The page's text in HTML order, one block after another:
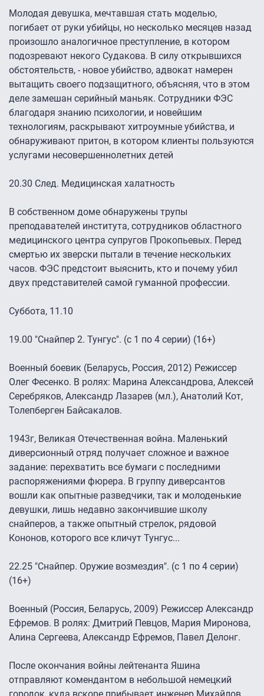
Молодая девушка, мечтавшая стать моделью,
погибает от руки убийцы, но несколько месяцев назад
произошло аналогичное преступление, в котором
подозревают некого Судакова. В силу открывшихся
обстоятельств, - новое убийство, адвокат намерен
вытащить своего подзащитного, объясняя, что в этом
деле замешан серийный маньяк. Сотрудники ФЭС
благодаря знанию психологии, и новейшим
технологиям, раскрывают хитроумные убийства, и
обнаруживают притон, в котором клиенты пользуются
услугами несовершеннолетних детей
20.30 След. Медицинская халатность
В собственном доме обнаружены трупы
преподавателей института, сотрудников областного
медицинского центра супругов Прокопьевых. Перед
смертью их зверски пытали в течение нескольких
часов. ФЭС предстоит выяснить, кто и почему убил
двух представителей самой гуманной профессии.
Суббота, 11.10
19.00 "Снайпер 2. Тунгус". (с 1 по 4 серии) (16+)
Военный боевик (Беларусь, Россия, 2012) Режиссер
Олег Фесенко. В ролях: Марина Александрова, Алексей
Серебряков, Александр Лазарев (мл.), Анатолий Кот,
Толепберген Байсакалов.
1943г, Великая Отечественная война. Маленький
диверсионный отряд получает сложное и важное
задание: перехватить все бумаги с последними
распоряжениями фюрера. В группу диверсантов
вошли как опытные разведчики, так и молоденькие
девушки, лишь недавно закончившие школу
снайперов, а также опытный стрелок, рядовой
Кононов, которого все кличут Тунгус...
22.25 "Снайпер. Оружие возмездия". (с 1 по 4 серии)
(16+)
Военный (Россия, Беларусь, 2009) Режиссер Александр
Ефремов. В ролях: Дмитрий Певцов, Мария Миронова,
Алина Сергеева, Александр Ефремов, Павел Делонг.
После окончания войны лейтенанта Яшина
отправляют комендантом в небольшой немецкий